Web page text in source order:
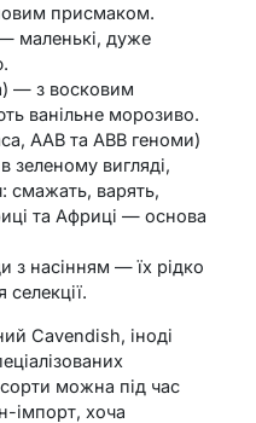
присмаком.
маленькі, дуже
— з восковим
ванільне морозиво.
AAB та ABB геноми)
зеленому вигляді,
смажать, варять,
та Африці — основа
з насінням — їх рідко
селекції.
Cavendish, іноді
можна під час
імпорт, хоча